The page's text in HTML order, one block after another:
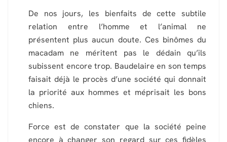
De nos jours, les bienfaits de cette subtile
relation entre l’homme et l’animal ne
présentent plus aucun doute. Ces binômes du
macadam ne méritent pas le dédain qu’ils
subissent encore trop. Baudelaire en son temps
faisait déjà le procès d’une société qui donnait
la priorité aux hommes et méprisait les bons
chiens.
Force est de constater que la société peine
encore à changer son regard sur ces fidèles